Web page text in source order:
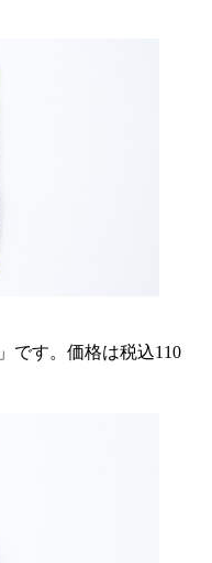
です。価格は税込110